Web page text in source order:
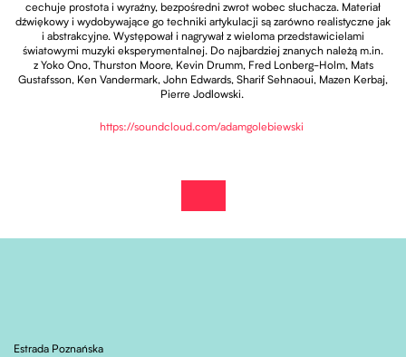
cechuje prostota i wyraźny, bezpośredni zwrot wobec słuchacza. Materiał
dźwiękowy i wydobywające go techniki artykulacji są zarówno realistyczne jak
i abstrakcyjne. Występował i nagrywał z wieloma przedstawicielami
światowymi muzyki eksperymentalnej. Do najbardziej znanych należą m.in.
z Yoko Ono, Thurston Moore, Kevin Drumm, Fred Lonberg-Holm, Mats
Gustafsson, Ken Vandermark, John Edwards, Sharif Sehnaoui, Mazen Kerbaj,
Pierre Jodlowski.
https://soundcloud.com/adamgolebiewski
Estrada Poznańska